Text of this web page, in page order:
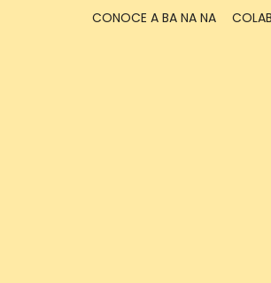
CONOCE A BA NA NA